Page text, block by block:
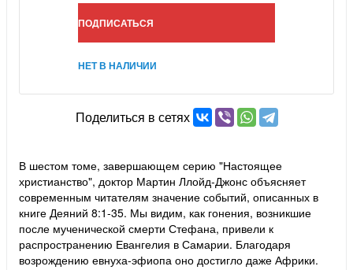
ПОДПИСАТЬСЯ
НЕТ В НАЛИЧИИ
Поделиться в сетях
В шестом томе, завершающем серию "Настоящее
христианство", доктор Мартин Ллойд-Джонс объясняет
современным читателям значение событий, описанных в
книге Деяний 8:1-35. Мы видим, как гонения, возникшие
после мученической смерти Стефана, привели к
распространению Евангелия в Самарии. Благодаря
возрождению евнуха-эфиопа оно достигло даже Африки.